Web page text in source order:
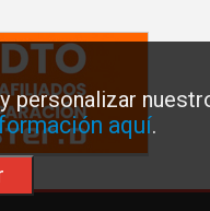
personalizar
aquí.